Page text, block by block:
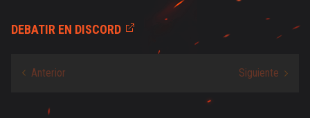
DEBATIR EN DISCORD